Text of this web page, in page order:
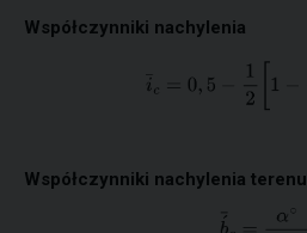
Współczynniki nachylenia
Współczynniki nachylenia terenu